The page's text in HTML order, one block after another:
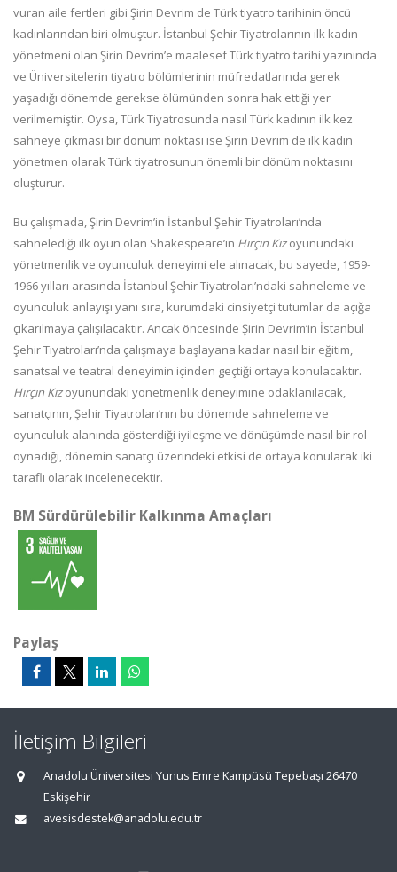
vuran aile fertleri gibi Şirin Devrim de Türk tiyatro tarihinin öncü
kadınlarından biri olmuştur. İstanbul Şehir Tiyatrolarının ilk kadın
yönetmeni olan Şirin Devrim’e maalesef Türk tiyatro tarihi yazınında
ve Üniversitelerin tiyatro bölümlerinin müfredatlarında gerek
yaşadığı dönemde gerekse ölümünden sonra hak ettiği yer
verilmemiştir. Oysa, Türk Tiyatrosunda nasıl Türk kadının ilk kez
sahneye çıkması bir dönüm noktası ise Şirin Devrim de ilk kadın
yönetmen olarak Türk tiyatrosunun önemli bir dönüm noktasını
oluşturur.
Bu çalışmada, Şirin Devrim’in İstanbul Şehir Tiyatroları’nda
sahnelediği ilk oyun olan Shakespeare’in Hırçın Kızoyunundaki
yönetmenlik ve oyunculuk deneyimi ele alınacak, bu sayede, 1959-
1966 yılları arasında İstanbul Şehir Tiyatroları’ndaki sahneleme ve
oyunculuk anlayışı yanı sıra, kurumdaki cinsiyetçi tutumlar da açığa
çıkarılmaya çalışılacaktır. Ancak öncesinde Şirin Devrim’in İstanbul
Şehir Tiyatroları’nda çalışmaya başlayana kadar nasıl bir eğitim,
sanatsal ve teatral deneyimin içinden geçtiği ortaya konulacaktır.
Hırçın Kızoyunundaki yönetmenlik deneyimine odaklanılacak,
sanatçının, Şehir Tiyatroları’nın bu dönemde sahneleme ve
oyunculuk alanında gösterdiği iyileşme ve dönüşümde nasıl bir rol
oynadığı, dönemin sanatçı üzerindeki etkisi de ortaya konularak iki
taraflı olarak incelenecektir.
BM Sürdürülebilir Kalkınma Amaçları
Paylaş
İletişim Bilgileri
Anadolu Üniversitesi Yunus Emre Kampüsü Tepebaşı 26470
Eskişehir
avesisdestek@anadolu.edu.tr